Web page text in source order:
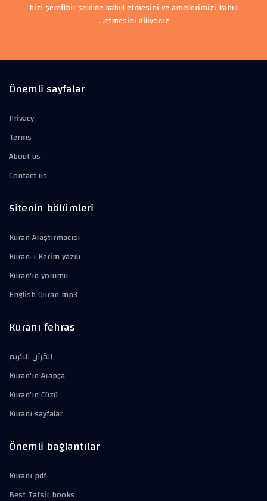
bizi şerefli bir şekilde kabul etmesini ve amellerimizi kabul
etmesini diliyoruz. .
Önemli sayfalar
Privacy
Terms
About us
Contact us
Sitenin bölümleri
Kuran Araştırmacısı
Kuran-ı Kerim yazılı
Kuran'ın yorumu
English Quran mp3
Kuranı fehras
القرآن الكريم
Kuran'ın Arapça
Kuran'ın Cüzü
Kuranı sayfalar
Önemli bağlantılar
Kuranı pdf
Best Tafsir books